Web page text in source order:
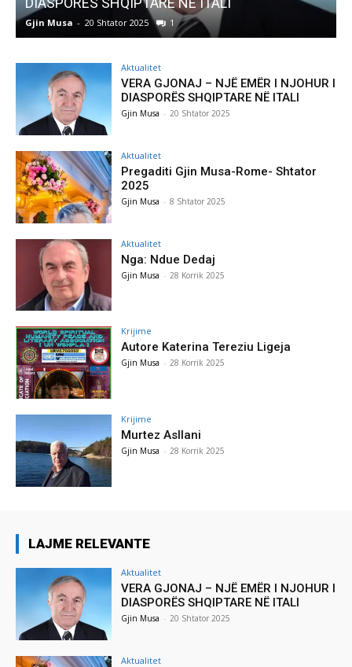
Gjin Musa - 8 Shtator 2025 0
Aktualitet
VERA GJONAJ – NJË EMËR I NJOHUR I
DIASPORËS SHQIPTARE NË ITALI
Gjin Musa - 20 Shtator 2025
Aktualitet
Pregaditi Gjin Musa-Rome- Shtator
2025
Gjin Musa - 8 Shtator 2025
Aktualitet
Nga: Ndue Dedaj
Gjin Musa - 28 Korrik 2025
Krijime
Autore Katerina Tereziu Ligeja
Gjin Musa - 28 Korrik 2025
Krijime
Murtez Asllani
Gjin Musa - 28 Korrik 2025
LAJME RELEVANTE
Aktualitet
VERA GJONAJ – NJË EMËR I NJOHUR I
DIASPORËS SHQIPTARE NË ITALI
Gjin Musa - 20 Shtator 2025
Aktualitet